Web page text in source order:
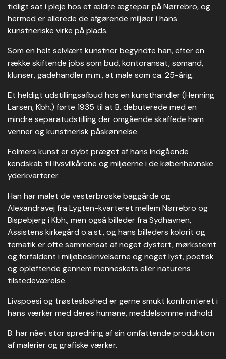
tidligt sat i pleje hos et ældre ægtepar på Nørrebro, og
hermed er allerede de afgørende miljøer i hans
kunstneriske virke på plads.
Som en helt selvlært kunstner begyndte han, efter en
række skiftende jobs som bud, kontoransat, sømand,
klunser, gadehandler m.m., at male som ca. 25-årig.
Et heldigt udstillingsafbud hos en kunsthandler (Henning
Larsen, Kbh.) førte 1935 til at B. debuterede med en
mindre separatudstilling der omgående skaffede ham
venner og kunstnerisk påskønnelse.
Folmers kunst er dybt præget af hans indgående
kendskab til livsvilkårene og miljøerne i de københavnske
yderkvarterer.
Han har malet de vesterbroske baggårde og
Alexandravej fra Lygten-kvarteret mellem Nørrebro og
Bispebjerg i Kbh., men også billeder fra Sydhavnen,
Assistens kirkegård o.a.st., og hans billeders kolorit og
tematik er ofte sammensat af noget dystert, mørkstemt
og forfaldent i miljøbeskrivelserne og noget lyst, poetisk
og opløftende gennem menneskets eller naturens
tilstedeværelse.
Livspoesi og trøstesløshed er gerne smukt konfronteret i
hans værker med deres humane, meddelsomme indhold.
B. har nået stor spredning af sin omfattende produktion
af malerier og grafiske værker.